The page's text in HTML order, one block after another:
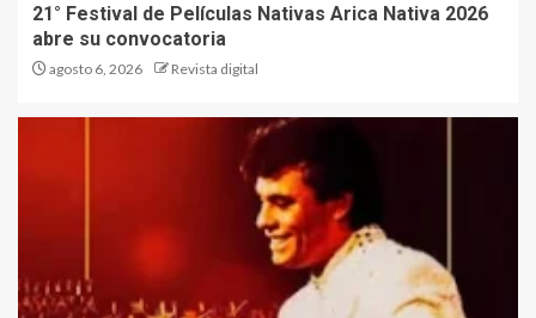
21° Festival de Películas Nativas Arica Nativa 2026
abre su convocatoria
agosto 6, 2026 Revista digital